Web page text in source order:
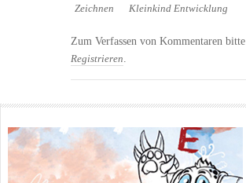
Zeichnen
Kleinkind Entwicklung
Zum Verfassen von Kommentaren bitte
Registrieren